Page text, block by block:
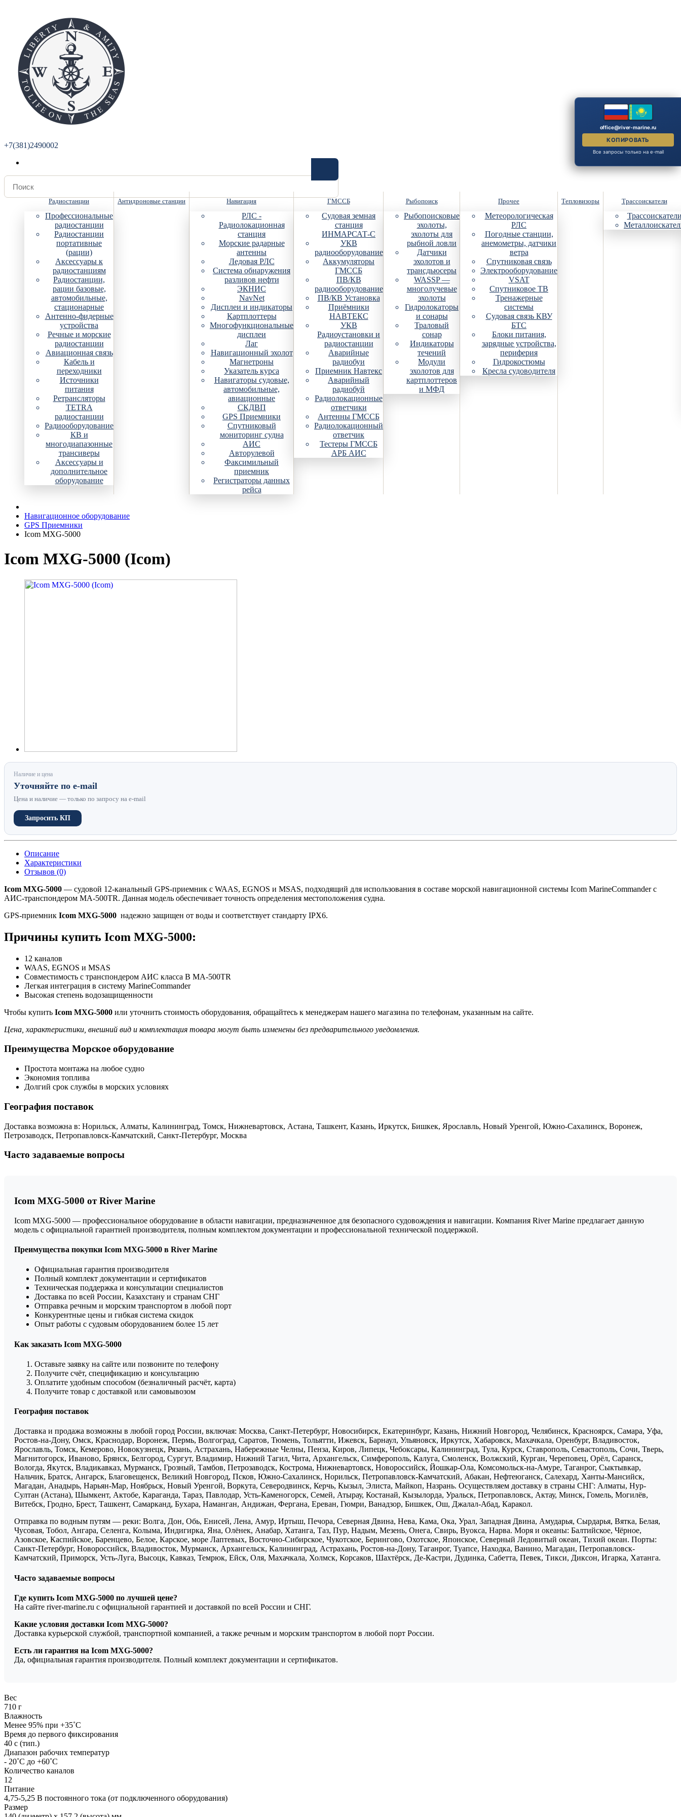
+7(381)2490002
Радиостанции
Профессиональные
радиостанции
Радиостанции
портативные
(рации)
Аксессуары к
радиостанциям
Радиостанции,
рации базовые,
автомобильные,
стационарные
Антенно-фидерные
устройства
Речные и морские
радиостанции
Авиационная связь
Кабель и
переходники
Источники
питания
Ретрансляторы
TETRA
радиостанции
Радиооборудование
КВ и
многодиапазонные
трансиверы
Аксессуары и
дополнительное
оборудование
Антидроновые станции Навигация
РЛС -
Радиолокационная
станция
Морские радарные
антенны
Ледовая РЛС
Система обнаружения
разливов нефти
ЭКНИС
NavNet
Дисплеи и индикаторы
Картплоттеры
Многофункциональные
дисплеи
Лаг
Навигационный эхолот
Магнетроны
Указатель курса
Навигаторы судовые,
автомобильные,
авиационные
СКДВП
GPS Приемники
Спутниковый
мониторинг судна
АИС
Авторулевой
Факсимильный
приемник
Регистраторы данных
рейса
ГМССБ
Судовая земная
станция
ИНМАРСАТ-С
УКВ
радиооборудование
Аккумуляторы
ГМССБ
ПВ/КВ
радиооборудование
ПВ/КВ Установка
Приёмники
НАВТЕКС
УКВ
Радиоустановки и
радиостанции
Аварийные
радиобуи
Приемник Навтекс
Аварийный
радиобуй
Радиолокационные
ответчики
Антенны ГМССБ
Радиолокационный
ответчик
Тестеры ГМССБ
АРБ АИС
Рыбопоиск
Рыбопоисковые
эхолоты,
эхолоты для
рыбной ловли
Датчики
эхолотов и
трансдьюсеры
WASSP —
многолучевые
эхолоты
Гидролокаторы
и сонары
Траловый
сонар
Индикаторы
течений
Модули
эхолотов для
картплоттеров
и МФД
Прочее
Метеорологическая
РЛС
Погодные станции,
анемометры, датчики
ветра
Спутниковая связь
Электрооборудование
VSAT
Спутниковое ТВ
Тренажерные
системы
Судовая связь КВУ
БТС
Блоки питания,
зарядные устройства,
периферия
Гидрокостюмы
Кресла судоводителя
Тепловизоры Трассоискатели
Навигационное оборудование
GPS Приемники
Icom MXG-5000
Icom MXG-5000 (Icom)
Наличие и цена
Уточняйте по e-mail
Цена и наличие — только по запросу на e-mail
Запросить КП
Описание
Характеристики
Отзывов (0)
Icom MXG-5000 — судовой 12-канальный GPS-приемник с WAAS, EGNOS и MSAS, подходящий для использования в составе морской навигационной системы Icom MarineCommander с
АИС-транспондером MA-500TR. Данная модель обеспечивает точность определения местоположения судна.
GPS-приемник Icom MXG-5000 надежно защищен от воды и соответствует стандарту IPX6.
Причины купить Icom MXG-5000:
12 каналов
WAAS, EGNOS и MSAS
Совместимость с транспондером АИС класса B MA-500TR
Легкая интеграция в систему MarineCommander
Высокая степень водозащищенности
Чтобы купить Icom MXG-5000 или уточнить стоимость оборудования, обращайтесь к менеджерам нашего магазина по телефонам, указанным на сайте.
Цена, характеристики, внешний вид и комплектация товара могут быть изменены без предварительного уведомления.
Преимущества Морское оборудование
Простота монтажа на любое судно
Экономия топлива
Долгий срок службы в морских условиях
География поставок
Доставка возможна в: Норильск, Алматы, Калининград, Томск, Нижневартовск, Астана, Ташкент, Казань, Иркутск, Бишкек, Ярославль, Новый Уренгой, Южно-Сахалинск, Воронеж,
Петрозаводск, Петропавловск-Камчатский, Санкт-Петербург, Москва
Часто задаваемые вопросы
Icom MXG-5000 от River Marine
Icom MXG-5000 — профессиональное оборудование в области навигации, предназначенное для безопасного судовождения и навигации. Компания River Marine предлагает данную
модель с официальной гарантией производителя, полным комплектом документации и профессиональной технической поддержкой.
Преимущества покупки Icom MXG-5000 в River Marine
Официальная гарантия производителя
Полный комплект документации и сертификатов
Техническая поддержка и консультации специалистов
Доставка по всей России, Казахстану и странам СНГ
Отправка речным и морским транспортом в любой порт
Конкурентные цены и гибкая система скидок
Опыт работы с судовым оборудованием более 15 лет
Как заказать Icom MXG-5000
Оставьте заявку на сайте или позвоните по телефону
Получите счёт, спецификацию и консультацию
Оплатите удобным способом (безналичный расчёт, карта)
Получите товар с доставкой или самовывозом
География поставок
Доставка и продажа возможны в любой город России, включая: Москва, Санкт-Петербург, Новосибирск, Екатеринбург, Казань, Нижний Новгород, Челябинск, Красноярск, Самара, Уфа,
Ростов-на-Дону, Омск, Краснодар, Воронеж, Пермь, Волгоград, Саратов, Тюмень, Тольятти, Ижевск, Барнаул, Ульяновск, Иркутск, Хабаровск, Махачкала, Оренбург, Владивосток,
Ярославль, Томск, Кемерово, Новокузнецк, Рязань, Астрахань, Набережные Челны, Пенза, Киров, Липецк, Чебоксары, Калининград, Тула, Курск, Ставрополь, Севастополь, Сочи, Тверь,
Магнитогорск, Иваново, Брянск, Белгород, Сургут, Владимир, Нижний Тагил, Чита, Архангельск, Симферополь, Калуга, Смоленск, Волжский, Курган, Череповец, Орёл, Саранск,
Вологда, Якутск, Владикавказ, Мурманск, Грозный, Тамбов, Петрозаводск, Кострома, Нижневартовск, Новороссийск, Йошкар-Ола, Комсомольск-на-Амуре, Таганрог, Сыктывкар,
Нальчик, Братск, Ангарск, Благовещенск, Великий Новгород, Псков, Южно-Сахалинск, Норильск, Петропавловск-Камчатский, Абакан, Нефтеюганск, Салехард, Ханты-Мансийск,
Магадан, Анадырь, Нарьян-Мар, Ноябрьск, Новый Уренгой, Воркута, Северодвинск, Керчь, Кызыл, Элиста, Майкоп, Назрань. Осуществляем доставку в страны СНГ: Алматы, Нур-
Султан (Астана), Шымкент, Актобе, Караганда, Тараз, Павлодар, Усть-Каменогорск, Семей, Атырау, Костанай, Кызылорда, Уральск, Петропавловск, Актау, Минск, Гомель, Могилёв,
Витебск, Гродно, Брест, Ташкент, Самарканд, Бухара, Наманган, Андижан, Фергана, Ереван, Гюмри, Ванадзор, Бишкек, Ош, Джалал-Абад, Каракол.
Отправка по водным путям — реки: Волга, Дон, Обь, Енисей, Лена, Амур, Иртыш, Печора, Северная Двина, Нева, Кама, Ока, Урал, Западная Двина, Амударья, Сырдарья, Вятка, Белая,
Чусовая, Тобол, Ангара, Селенга, Колыма, Индигирка, Яна, Олёнек, Анабар, Хатанга, Таз, Пур, Надым, Мезень, Онега, Свирь, Вуокса, Нарва. Моря и океаны: Балтийское, Чёрное,
Азовское, Каспийское, Баренцево, Белое, Карское, море Лаптевых, Восточно-Сибирское, Чукотское, Берингово, Охотское, Японское, Северный Ледовитый океан, Тихий океан. Порты:
Санкт-Петербург, Новороссийск, Владивосток, Мурманск, Архангельск, Калининград, Астрахань, Ростов-на-Дону, Таганрог, Туапсе, Находка, Ванино, Магадан, Петропавловск-
Камчатский, Приморск, Усть-Луга, Высоцк, Кавказ, Темрюк, Ейск, Оля, Махачкала, Холмск, Корсаков, Шахтёрск, Де-Кастри, Дудинка, Сабетта, Певек, Тикси, Диксон, Игарка, Хатанга.
Часто задаваемые вопросы
Где купить Icom MXG-5000 по лучшей цене?
На сайте river-marine.ru с официальной гарантией и доставкой по всей России и СНГ.
Какие условия доставки Icom MXG-5000?
Доставка курьерской службой, транспортной компанией, а также речным и морским транспортом в любой порт России.
Есть ли гарантия на Icom MXG-5000?
Да, официальная гарантия производителя. Полный комплект документации и сертификатов.
Вес
710 г
Влажность
Менее 95% при +35˚C
Время до первого фиксирования
40 с (тип.)
Диапазон рабочих температур
- 20˚C до +60˚C
Количество каналов
12
Питание
4,75-5,25 В постоянного тока (от подключенного оборудования)
Размер
office@river-marine.ru
КОПИРОВАТЬ
Все запросы только на e-mail